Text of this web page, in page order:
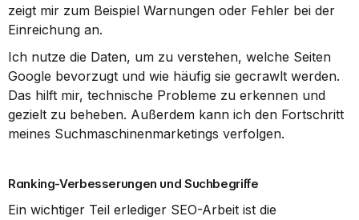
zeigt mir zum Beispiel Warnungen oder Fehler bei der
Einreichung an.
Ich nutze die Daten, um zu verstehen, welche Seiten
Google bevorzugt und wie häufig sie gecrawlt werden.
Das hilft mir, technische Probleme zu erkennen und
gezielt zu beheben. Außerdem kann ich den Fortschritt
meines Suchmaschinenmarketings verfolgen.
Ranking-Verbesserungen und Suchbegriffe
Ein wichtiger Teil erlediger SEO-Arbeit ist die